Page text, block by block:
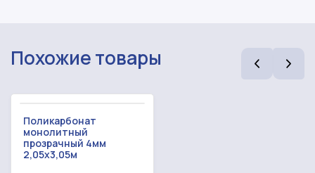
Похожие товары
Поликарбонат
монолитный
прозрачный 4мм
2,05x3,05м
Рассчитать смету
Заполните форму ниже, чтобы получить
точный расчет сметы. Мы свяжемся с вами в
Оставьте номер
Мы свяжемся с вами в ближайшее время!